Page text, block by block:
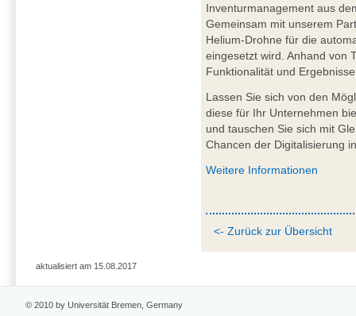
Inventurmanagement aus
Gemeinsam mit unserem
Helium-Drohne für die
eingesetzt wird. Anhand von
Funktionalität und
Lassen Sie sich von den
diese für Ihr Unternehmen
und tauschen Sie sich mit
Chancen der Digitalisierung
Weitere Informationen
<- Zurück zur Übersicht
aktualisiert am 15.08.2017
© 2010 by Universität Bremen, Germany